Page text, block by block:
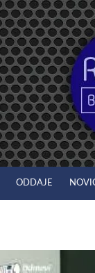
ODDAJE